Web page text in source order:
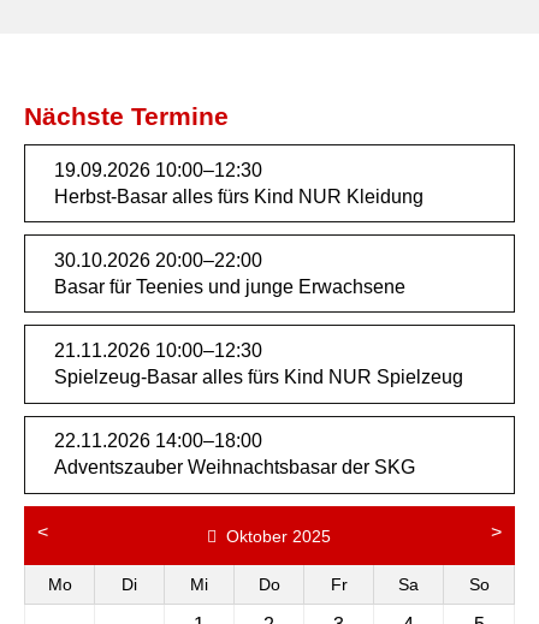
Nächste Termine
19.09.2026 10:00–12:30
Herbst-Basar alles fürs Kind NUR Kleidung
30.10.2026 20:00–22:00
Basar für Teenies und junge Erwachsene
21.11.2026 10:00–12:30
Spielzeug-Basar alles fürs Kind NUR Spielzeug
22.11.2026 14:00–18:00
Adventszauber Weihnachtsbasar der SKG
< Oktober 2025 >
Mo Di Mi Do Fr Sa So